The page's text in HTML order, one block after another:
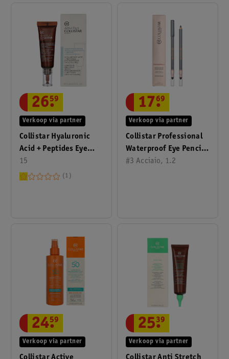
Collistar Hyaluronic
Acid + Peptides Eye
Contour 15 Ml
15
Verkoop via partner
26.
59
1
Collistar Professional
Waterproof Eye Pencil
1.2 Ml
#3 Acciaio, 1.2
Verkoop via partner
17.
69
Verkoop via partner
24.
59
Verkoop via partner
25.
39